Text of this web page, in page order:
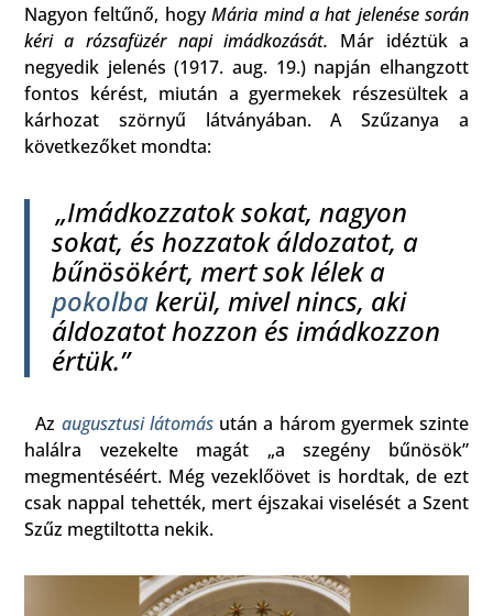
Nagyon feltűnő, hogyMária mind a hat jelenése során
kéri a rózsafüzér napi imádkozását. Már idéztük a
negyedik jelenés (1917. aug. 19.) napján elhangzott
fontos kérést, miután a gyermekek részesültek a
kárhozat szörnyű látványában. A Szűzanya a
következőket mondta:
„Imádkozzatok sokat, nagyon
sokat, és hozzatok áldozatot, a
bűnösökért, mert sok lélek a
pokolbakerül, mivel nincs, aki
áldozatot hozzon és imádkozzon
értük.”
Az augusztusi látomásután a három gyermek szinte
halálra vezekelte magát „a szegény bűnösök”
megmentéséért. Még vezeklőövet is hordtak, de ezt
csak nappal tehették, mert éjszakai viselését a Szent
Szűz megtiltotta nekik.